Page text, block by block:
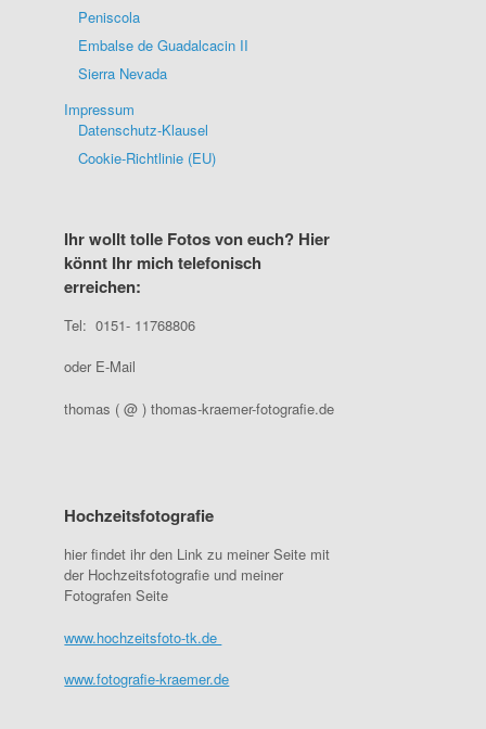
Peniscola
Embalse de Guadalcacin II
Sierra Nevada
Impressum
Datenschutz-Klausel
Cookie-Richtlinie (EU)
Ihr wollt tolle Fotos von euch? Hier
könnt Ihr mich telefonisch
erreichen:
Tel: 0151- 11768806
oder E-Mail
thomas ( @ ) thomas-kraemer-fotografie.de
Hochzeitsfotografie
hier findet ihr den Link zu meiner Seite mit
der Hochzeitsfotografie und meiner
Fotografen Seite
www.hochzeitsfoto-tk.de
www.fotografie-kraemer.de